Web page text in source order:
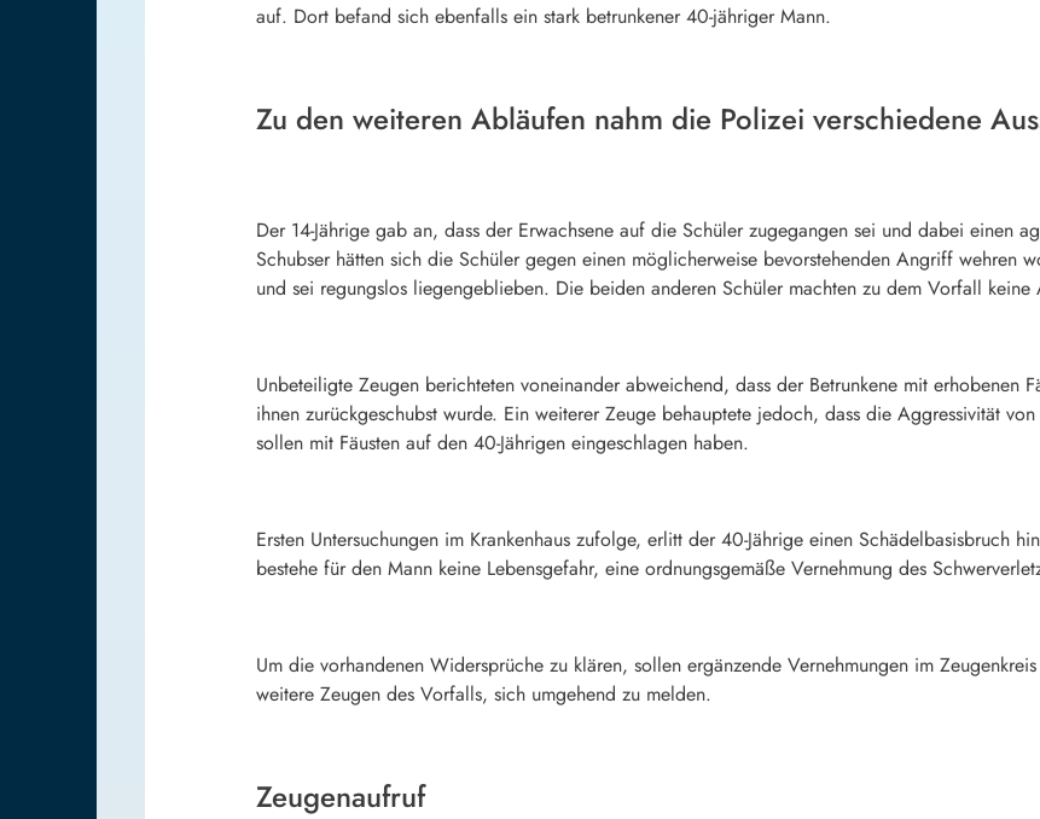
auf. Dort befand sich ebenfalls ein stark betrunkener 40-jähriger Mann.
Zu den weiteren Abläufen nahm die Polizei verschiedene
Der 14-Jährige gab an, dass der Erwachsene auf die Schüler zugegangen sei und dabei einen
Schubser hätten sich die Schüler gegen einen möglicherweise bevorstehenden Angriff wehren
und sei regungslos liegengeblieben. Die beiden anderen Schüler machten zu dem Vorfall keine
Unbeteiligte Zeugen berichteten voneinander abweichend, dass der Betrunkene mit erhobenen
ihnen zurückgeschubst wurde. Ein weiterer Zeuge behauptete jedoch, dass die Aggressivität
sollen mit Fäusten auf den 40-Jährigen eingeschlagen haben.
Ersten Untersuchungen im Krankenhaus zufolge, erlitt der 40-Jährige einen Schädelbasisbruch
bestehe für den Mann keine Lebensgefahr, eine ordnungsgemäße Vernehmung des
Um die vorhandenen Widersprüche zu klären, sollen ergänzende Vernehmungen im
weitere Zeugen des Vorfalls, sich umgehend zu melden.
Zeugenaufruf